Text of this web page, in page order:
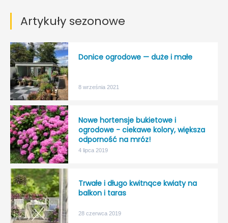
Artykuły sezonowe
Donice ogrodowe — duże i małe
8 września 2021
Nowe hortensje bukietowe i
ogrodowe - ciekawe kolory, większa
odporność na mróz!
4 lipca 2019
Trwałe i długo kwitnące kwiaty na
balkon i taras
28 czerwca 2019